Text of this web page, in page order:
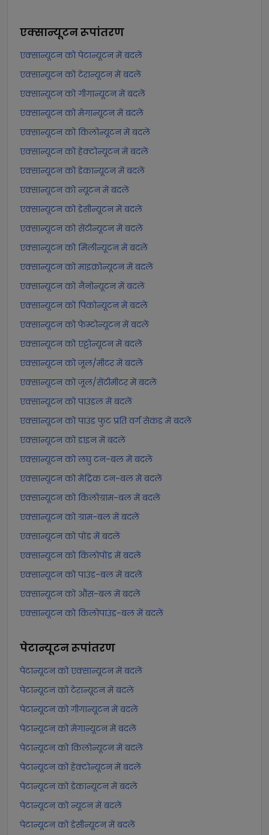
एक्सान्यूटनरूपांतरण
एक्सान्यूटन को पेटान्यूटन में बदलें
एक्सान्यूटन को टेरान्यूटन में बदलें
एक्सान्यूटन को गीगान्यूटन में बदलें
एक्सान्यूटन को मेगान्यूटन में बदलें
एक्सान्यूटन को किलोन्यूटन में बदलें
एक्सान्यूटन को हेक्टोन्यूटन में बदलें
एक्सान्यूटन को डेकान्यूटन में बदलें
एक्सान्यूटन को न्यूटन में बदलें
एक्सान्यूटन को डेसीन्यूटन में बदलें
एक्सान्यूटन को सेंटीन्यूटन में बदलें
एक्सान्यूटन को मिलीन्यूटन में बदलें
एक्सान्यूटन को माइक्रोन्यूटन में बदलें
एक्सान्यूटन को नैनोन्यूटन में बदलें
एक्सान्यूटन को पिकोन्यूटन में बदलें
एक्सान्यूटन को फेम्टोन्यूटन में बदलें
एक्सान्यूटन को एट्टोन्यूटन में बदलें
एक्सान्यूटन को जूल/मीटर में बदलें
एक्सान्यूटन को जूल/सेंटीमीटर में बदलें
एक्सान्यूटन को पाउंडल में बदलें
एक्सान्यूटन को पाउंड फुट प्रति वर्ग सेकंड में बदलें
एक्सान्यूटन को डाइन में बदलें
एक्सान्यूटन को लघु टन-बल में बदलें
एक्सान्यूटन को मेट्रिक टन-बल में बदलें
एक्सान्यूटन को किलोग्राम-बल में बदलें
एक्सान्यूटन को ग्राम-बल में बदलें
एक्सान्यूटन को पोंड में बदलें
एक्सान्यूटन को किलोपोंड में बदलें
एक्सान्यूटन को पाउंड-बल में बदलें
एक्सान्यूटन को औंस-बल में बदलें
एक्सान्यूटन को किलोपाउंड-बल में बदलें
पेटान्यूटनरूपांतरण
पेटान्यूटन को एक्सान्यूटन में बदलें
पेटान्यूटन को टेरान्यूटन में बदलें
पेटान्यूटन को गीगान्यूटन में बदलें
पेटान्यूटन को मेगान्यूटन में बदलें
पेटान्यूटन को किलोन्यूटन में बदलें
पेटान्यूटन को हेक्टोन्यूटन में बदलें
पेटान्यूटन को डेकान्यूटन में बदलें
पेटान्यूटन को न्यूटन में बदलें
पेटान्यूटन को डेसीन्यूटन में बदलें